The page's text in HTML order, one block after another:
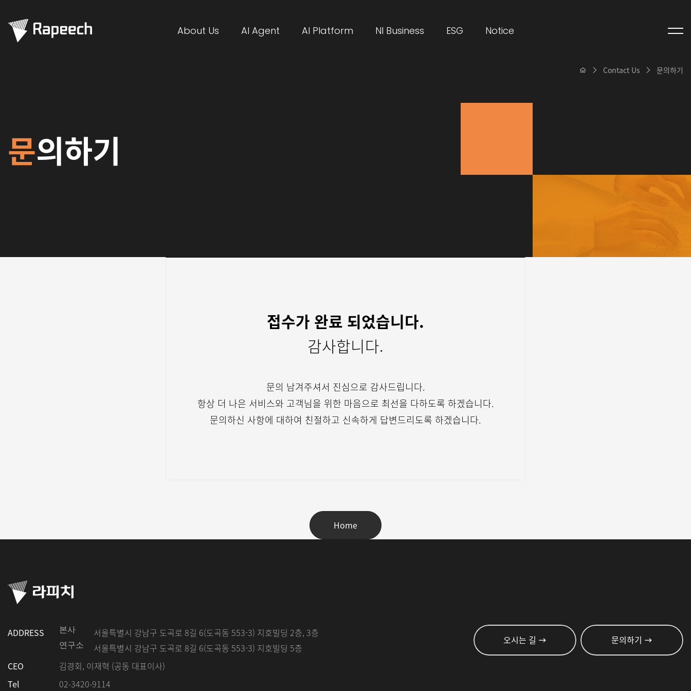
About Us AI Agent AI Platform NI Business ESG Notice
문의하기
Contact Us 문의하기
접수가 완료 되었습니다.
감사합니다.
문의 남겨주셔서 진심으로 감사드립니다.
항상 더 나은 서비스와 고객님을 위한 마음으로 최선을 다하도록 하겠습니다.
문의하신 사항에 대하여 친절하고 신속하게 답변드리도록 하겠습니다.
Home
ADDRESS 본사 서울특별시 강남구 도곡로 8길 6(도곡동 553-3) 지호빌딩 2층, 3층
연구소
서울특별시 강남구 도곡로 8길 6(도곡동 553-3) 지호빌딩 5층
CEO
김경회, 이재혁 (공동 대표이사)
Tel
02-3420-9114
오시는 길 문의하기